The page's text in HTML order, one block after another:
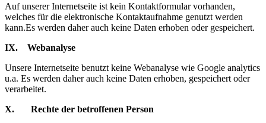
Auf unserer Internetseite ist kein Kontaktformular vorhanden,
welches für die elektronische Kontaktaufnahme genutzt werden
kann.Es werden daher auch keine Daten erhoben oder gespeichert.
IX. Webanalyse
Unsere Internetseite benutzt keine Webanalyse wie Google analytics
u.a. Es werden daher auch keine Daten erhoben, gespeichert oder
verarbeitet.
X. Rechte der betroffenen Person